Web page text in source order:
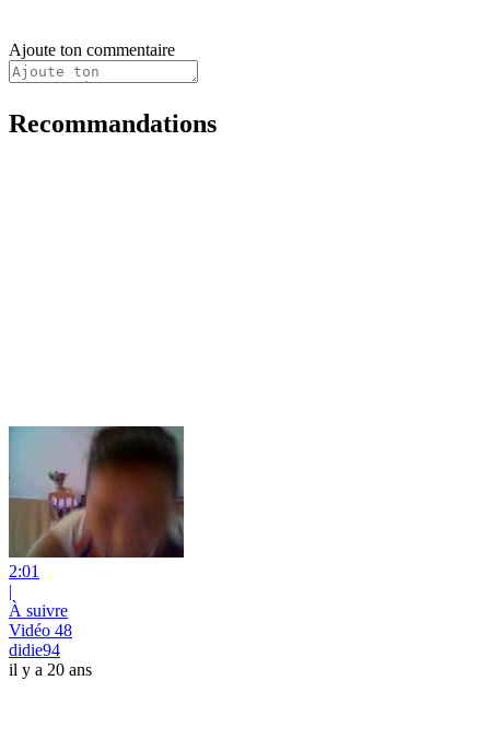
Ajoute ton commentaire
Recommandations
2:01
|
À suivre
Vidéo 48
didie94
il y a 20 ans